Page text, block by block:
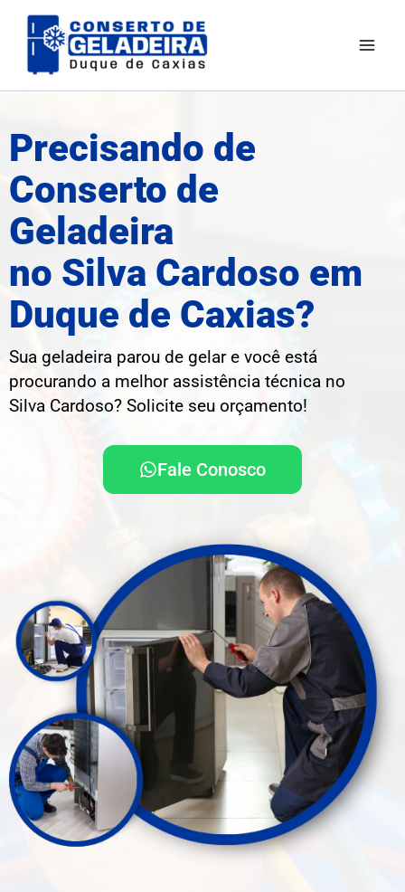
para
Precisando de
Conserto de
Geladeira
no Silva Cardoso em
Duque de Caxias?
Sua geladeira parou de gelar e você está
procurando a melhor assistência técnica no
Silva Cardoso? Solicite seu orçamento!
Fale Conosco